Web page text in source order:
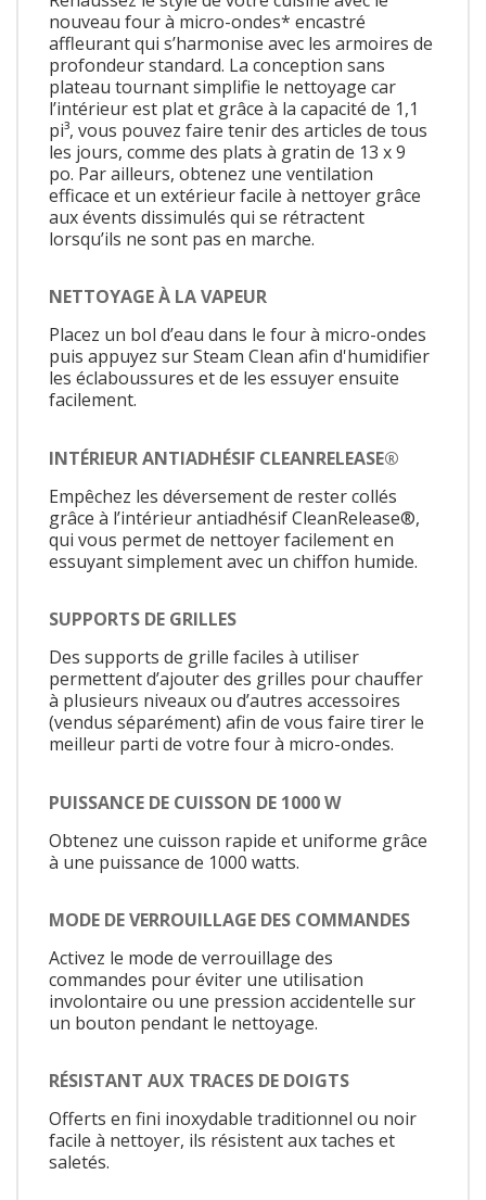
nouveau four à micro-ondes* encastré
affleurant qui s’harmonise avec les armoires de
profondeur standard. La conception sans
plateau tournant simplifie le nettoyage car
l’intérieur est plat et grâce à la capacité de 1,1
pi³, vous pouvez faire tenir des articles de tous
les jours, comme des plats à gratin de 13 x 9
po. Par ailleurs, obtenez une ventilation
efficace et un extérieur facile à nettoyer grâce
aux évents dissimulés qui se rétractent
lorsqu’ils ne sont pas en marche.
NETTOYAGE À LA VAPEUR
Placez un bol d’eau dans le four à micro-ondes
puis appuyez sur Steam Clean afin d'humidifier
les éclaboussures et de les essuyer ensuite
facilement.
INTÉRIEUR ANTIADHÉSIF CLEANRELEASE®
Empêchez les déversement de rester collés
grâce à l’intérieur antiadhésif CleanRelease®,
qui vous permet de nettoyer facilement en
essuyant simplement avec un chiffon humide.
SUPPORTS DE GRILLES
Des supports de grille faciles à utiliser
permettent d’ajouter des grilles pour chauffer
à plusieurs niveaux ou d’autres accessoires
(vendus séparément) afin de vous faire tirer le
meilleur parti de votre four à micro-ondes.
PUISSANCE DE CUISSON DE 1000 W
Obtenez une cuisson rapide et uniforme grâce
à une puissance de 1000 watts.
MODE DE VERROUILLAGE DES COMMANDES
Activez le mode de verrouillage des
commandes pour éviter une utilisation
involontaire ou une pression accidentelle sur
un bouton pendant le nettoyage.
RÉSISTANT AUX TRACES DE DOIGTS
Offerts en fini inoxydable traditionnel ou noir
facile à nettoyer, ils résistent aux taches et
saletés.